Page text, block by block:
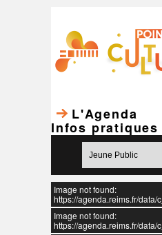
L'Agenda
Infos pratiques
Image not found:
https://agenda.reims.fr/
Image not found:
https://agenda.reims.fr/